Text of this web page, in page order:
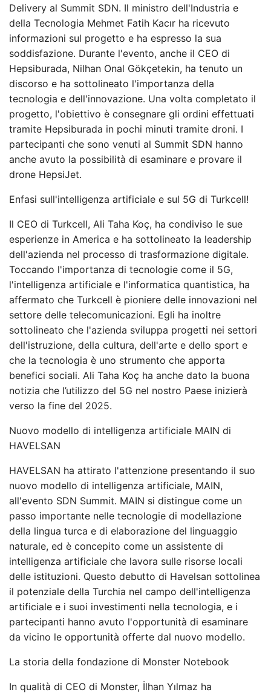
Delivery al Summit SDN. Il ministro dell'Industria e
della Tecnologia Mehmet Fatih Kacır ha ricevuto
informazioni sul progetto e ha espresso la sua
soddisfazione. Durante l'evento, anche il CEO di
Hepsiburada, Nilhan Onal Gökçetekin, ha tenuto un
discorso e ha sottolineato l'importanza della
tecnologia e dell'innovazione. Una volta completato il
progetto, l'obiettivo è consegnare gli ordini effettuati
tramite Hepsiburada in pochi minuti tramite droni. I
partecipanti che sono venuti al Summit SDN hanno
anche avuto la possibilità di esaminare e provare il
drone HepsiJet.
Enfasi sull'intelligenza artificiale e sul 5G di Turkcell!
Il CEO di Turkcell, Ali Taha Koç, ha condiviso le sue
esperienze in America e ha sottolineato la leadership
dell'azienda nel processo di trasformazione digitale.
Toccando l'importanza di tecnologie come il 5G,
l'intelligenza artificiale e l'informatica quantistica, ha
affermato che Turkcell è pioniere delle innovazioni nel
settore delle telecomunicazioni. Egli ha inoltre
sottolineato che l'azienda sviluppa progetti nei settori
dell'istruzione, della cultura, dell'arte e dello sport e
che la tecnologia è uno strumento che apporta
benefici sociali. Ali Taha Koç ha anche dato la buona
notizia che l’utilizzo del 5G nel nostro Paese inizierà
verso la fine del 2025.
Nuovo modello di intelligenza artificiale MAIN di
HAVELSAN
HAVELSAN ha attirato l'attenzione presentando il suo
nuovo modello di intelligenza artificiale, MAIN,
all'evento SDN Summit. MAIN si distingue come un
passo importante nelle tecnologie di modellazione
della lingua turca e di elaborazione del linguaggio
naturale, ed è concepito come un assistente di
intelligenza artificiale che lavora sulle risorse locali
delle istituzioni. Questo debutto di Havelsan sottolinea
il potenziale della Turchia nel campo dell'intelligenza
artificiale e i suoi investimenti nella tecnologia, e i
partecipanti hanno avuto l'opportunità di esaminare
da vicino le opportunità offerte dal nuovo modello.
La storia della fondazione di Monster Notebook
In qualità di CEO di Monster, İlhan Yılmaz ha